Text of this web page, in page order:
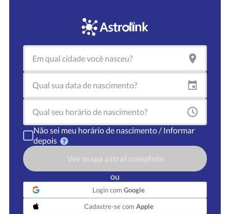
Não sei meu horário de nascimento / Informar
depois
ou
Login com Google
Cadastre-se com Apple